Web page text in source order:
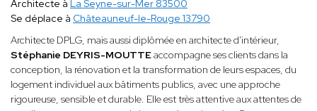
Architecte à La Seyne-sur-Mer 83500
Se déplace à Châteauneuf-le-Rouge 13790
Architecte DPLG, mais aussi diplômée en architecte d'intérieur,
Stéphanie DEYRIS-MOUTTEaccompagne ses clients dans la
conception, la rénovation et la transformation de leurs espaces, du
logement individuel aux bâtiments publics, avec une approche
rigoureuse, sensible et durable. Elle est très attentive aux attentes de